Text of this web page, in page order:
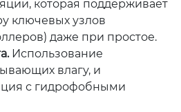
которая поддерживает
ключевых узлов
даже при простое.
Использование
влагу, и
с гидрофобными